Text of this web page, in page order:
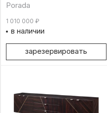
Porada
1 010 000 ₽
в наличии
зарезервировать